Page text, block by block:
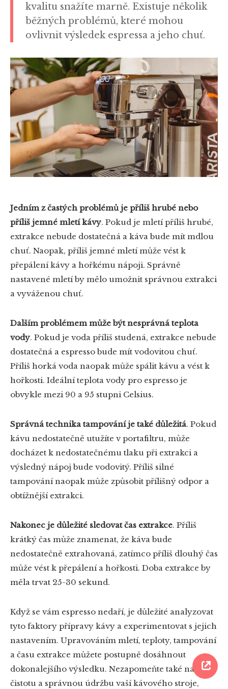
kvalitu snažíte marně. Existuje několik
běžných problémů, které mohou
ovlivnit výsledek espressa a jeho chuť.
Jedním z častých problémů je příliš hrubé nebo
příliš jemné mletí kávy. Pokud je mletí příliš hrubé,
extrakce nebude dostatečná a káva bude mít mdlou
chuť. Naopak, příliš jemné mletí může vést k
přepálení kávy a hořkému nápoji. Správně
nastavené mletí by mělo umožnit správnou extrakci
a vyváženou chuť.
Dalším problémem může být nesprávná teplota
vody. Pokud je voda příliš studená, extrakce nebude
dostatečná a espresso bude mít vodovitou chuť.
Příliš horká voda naopak může spálit kávu a vést k
hořkosti. Ideální teplota vody pro espresso je
obvykle mezi 90 a 95 stupni Celsius.
Správná technika tampování je také důležitá. Pokud
kávu nedostatečně utužíte v portafiltru, může
docházet k nedostatečnému tlaku při extrakci a
výsledný nápoj bude vodovitý. Příliš silné
tampování naopak může způsobit přílišný odpor a
obtížnější extrakci.
Nakonec je důležité sledovat čas extrakce. Příliš
krátký čas může znamenat, že káva bude
nedostatečně extrahovaná, zatímco příliš dlouhý čas
může vést k přepálení a hořkosti. Doba extrakce by
měla trvat 25-30 sekund.
Když se vám espresso nedaří, je důležité analyzovat
tyto faktory přípravy kávy a experimentovat s jejich
nastavením. Upravováním mletí, teploty, tampování
a času extrakce můžete postupně dosáhnout
dokonalejšího výsledku. Nezapomeňte také na
čistotu a správnou údržbu vaší kávového stroje,